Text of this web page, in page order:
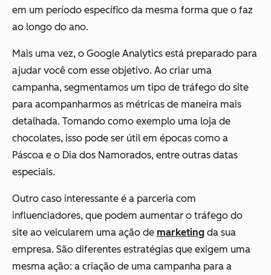
em um período específico da mesma forma que o faz
ao longo do ano.
Mais uma vez, o Google Analytics está preparado para
ajudar você com esse objetivo. Ao criar uma
campanha, segmentamos um tipo de tráfego do site
para acompanharmos as métricas de maneira mais
detalhada. Tomando como exemplo uma loja de
chocolates, isso pode ser útil em épocas como a
Páscoa e o Dia dos Namorados, entre outras datas
especiais.
Outro caso interessante é a parceria com
influenciadores, que podem aumentar o tráfego do
site ao veicularem uma ação de marketing da sua
empresa. São diferentes estratégias que exigem uma
mesma ação: a criação de uma campanha para a